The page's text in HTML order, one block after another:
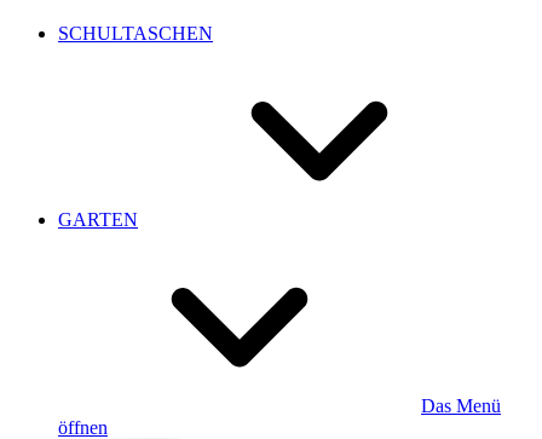
SCHULTASCHEN
GARTEN
Das Menü
öffnen